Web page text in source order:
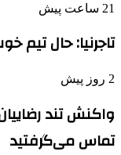
21 ساعت پیش
تاجرنیا: حال تیم
2 روز پیش
واکنش تند
تماس می‌گرفتید